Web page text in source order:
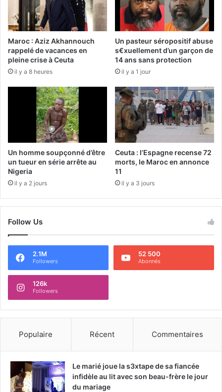
Maroc : Aziz Akhannouch
rappelé de vacances en
pleine crise à Ceuta
il y a 8 heures
Un pasteur séropositif abuse
s€xuellement d’un garçon de
14 ans sans protection
il y a 1 jour
Un homme soupçonné d’être
un tueur en série arrête au
Nigeria
il y a 2 jours
Ceuta : l’Espagne recense 72
morts, le Maroc en annonce
11
il y a 3 jours
Follow Us
2.1M
Followers
52 500
Abonnés
126k
Followers
Populaire Récent Commentaires
Le marié joue la s3xtape de sa fiancée
infidèle au lit avec son beau-frère le jour
du mariage